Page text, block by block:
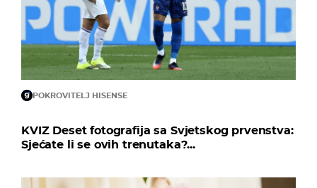
POKROVITELJ HISENSE
KVIZ Deset fotografija sa Svjetskog prvenstva:
Sjećate li se ovih trenutaka?...